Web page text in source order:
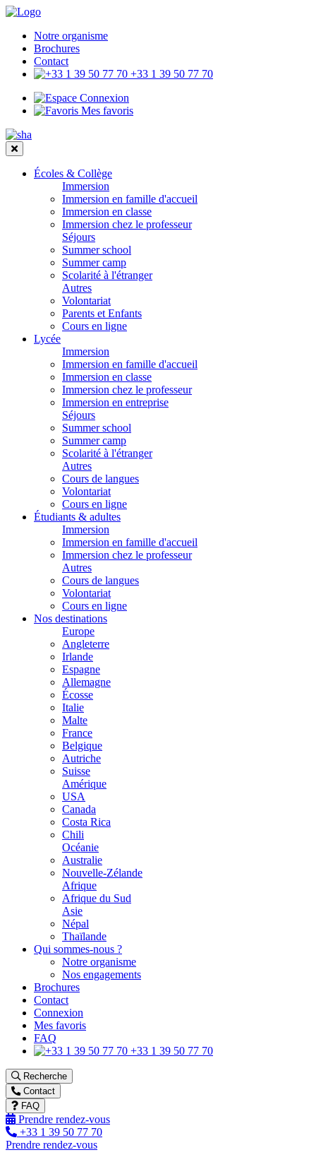
Notre organisme
Brochures
Contact
+33 1 39 50 77 70
Connexion
Mes favoris
Écoles & Collège
Immersion
Immersion en famille d'accueil
Immersion en classe
Immersion chez le professeur
Séjours
Summer school
Summer camp
Scolarité à l'étranger
Autres
Volontariat
Parents et Enfants
Cours en ligne
Lycée
Immersion
Immersion en famille d'accueil
Immersion en classe
Immersion chez le professeur
Immersion en entreprise
Séjours
Summer school
Summer camp
Scolarité à l'étranger
Autres
Cours de langues
Volontariat
Cours en ligne
Étudiants & adultes
Immersion
Immersion en famille d'accueil
Immersion chez le professeur
Autres
Cours de langues
Volontariat
Cours en ligne
Nos destinations
Europe
Angleterre
Irlande
Espagne
Allemagne
Écosse
Italie
Malte
France
Belgique
Autriche
Suisse
Amérique
USA
Canada
Costa Rica
Chili
Océanie
Australie
Nouvelle-Zélande
Afrique
Afrique du Sud
Asie
Népal
Thaïlande
Qui sommes-nous ?
Notre organisme
Nos engagements
Brochures
Contact
Connexion
Mes favoris
FAQ
+33 1 39 50 77 70
Recherche
Contact
FAQ
Prendre rendez-vous
+33 1 39 50 77 70
Prendre rendez-vous